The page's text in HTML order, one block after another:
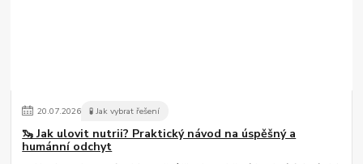
20.07.2026 🧪 Jak vybrat řešení
🦦 Jak ulovit nutrii? Praktický návod na úspěšný a
humánní odchyt